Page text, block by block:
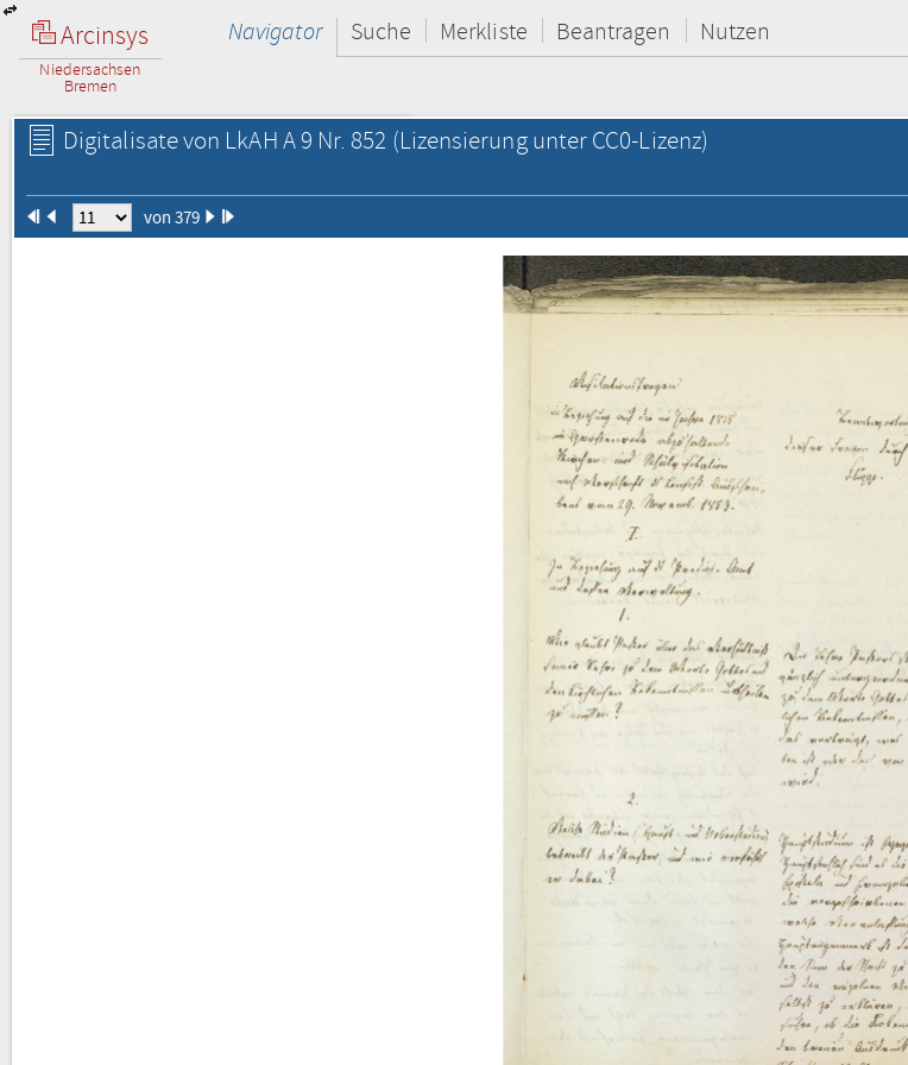
Arcinsys
Niedersachsen
Bremen
Navigator Suche Merkliste Beantragen Nutzen
Digitalisate von LkAH A 9 Nr. 852 (Lizensierung unter CC0-Lizenz)
von 379